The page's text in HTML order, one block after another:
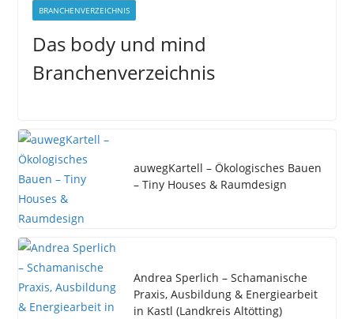
BRANCHENVERZEICHNIS
Das body und mind
Branchenverzeichnis
auwegKartell – Ökologisches Bauen
– Tiny Houses & Raumdesign
Andrea Sperlich – Schamanische
Praxis, Ausbildung & Energiearbeit
in Kastl (Landkreis Altötting)